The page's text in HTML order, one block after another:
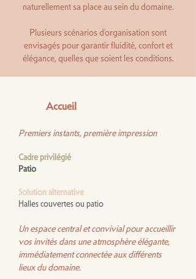
naturellement sa place au sein du domaine.
Plusieurs scénarios d’organisation sont
envisagés pour garantir fluidité, confort et
élégance, quelles que soient les conditions.
Accueil
Premiers instants, première impression
Cadre privilégié
Patio
Solution alternative
Halles couvertes ou patio
Un espace central et convivial pour accueillir
vos invités dans une atmosphère élégante,
immédiatement connectée aux différents
lieux du domaine.